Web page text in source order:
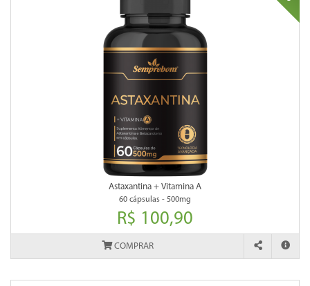
Astaxantina + Vitamina A
60 cápsulas - 500mg
R$ 100,90
COMPRAR